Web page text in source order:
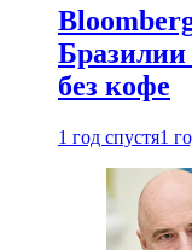
Бразилии
без кофе
1 год спустя1